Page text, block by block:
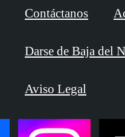
Contáctanos
Darse de Baja del
Aviso Legal